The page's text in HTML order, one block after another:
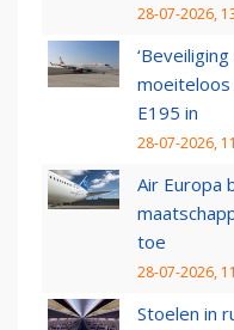
28-07-2026,
moeiteloos
E195 in
28-07-2026,
Air Europa
toe
28-07-2026,
Stoelen in